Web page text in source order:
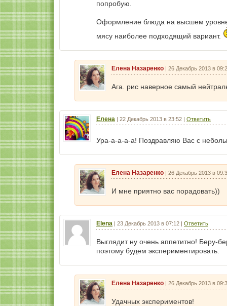
попробую.
Оформление блюда на высшем
мясу наиболее подходящий вариант.
Елена Назаренко | 26 Декабрь 2013 в
Ага. рис наверное самый
Елена | 22 Декабрь 2013 в 23:52 | Ответить
Ура-а-а-а-а! Поздравляю Вас с
Елена Назаренко | 26 Декабрь 2013 в
И мне приятно вас порадовать))
Elena | 23 Декабрь 2013 в 07:12 | Ответить
Выглядит ну очень аппетитно! Беру-
поэтому будем экспериментировать.
Елена Назаренко | 26 Декабрь 2013 в
Удачных экспериментов!